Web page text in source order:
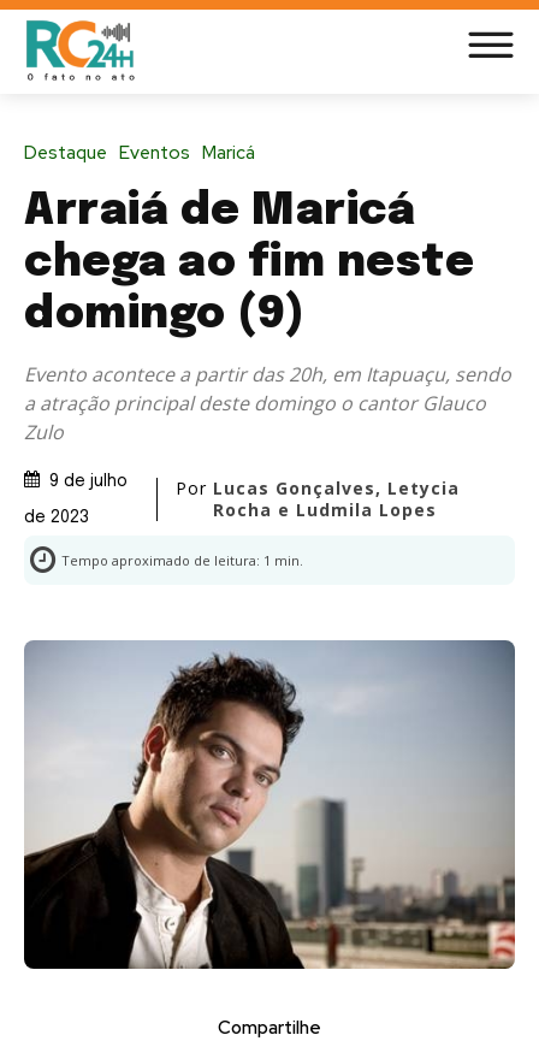
Destaque Eventos Maricá
Arraiá de Maricá
chega ao fim neste
domingo (9)
Evento acontece a partir das 20h, em Itapuaçu, sendo
a atração principal deste domingo o cantor Glauco
Zulo
9 de julho
de 2023
Por Lucas Gonçalves, Letycia
Rocha e Ludmila Lopes
Tempo aproximado de leitura: 1 min.
Compartilhe